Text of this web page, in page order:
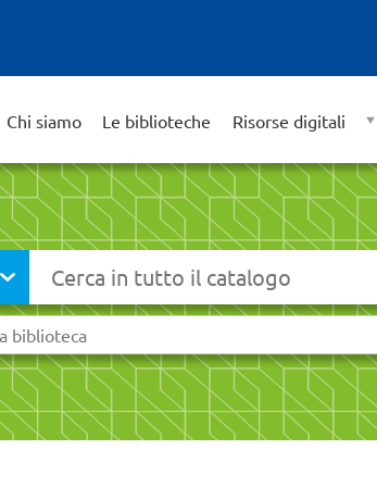
Chi siamo Le biblioteche Risorse digitali